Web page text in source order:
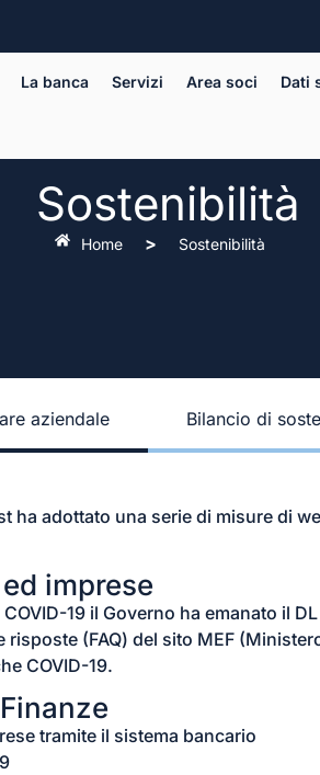
La banca Servizi Area soci Dati
Sostenibilità
Home > Sostenibilità
aziendale Bilancio di
ha adottato una serie di misure di
imprese
19 il Governo ha emanato il
(FAQ) del sito MEF
COVID-19.
tramite il sistema bancario